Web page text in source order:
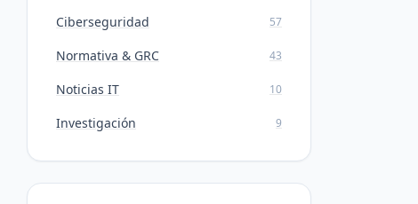
Ciberseguridad 57
Normativa & GRC 43
Noticias IT 10
Investigación 9